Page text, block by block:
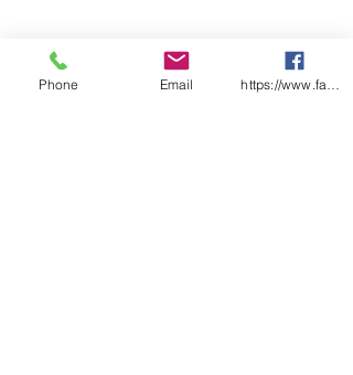
Phone Email